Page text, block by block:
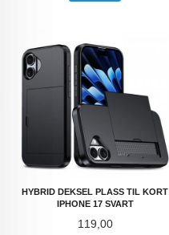
HYBRID DEKSEL PLASS TIL KORT
IPHONE 17 SVART
Pris
119,00